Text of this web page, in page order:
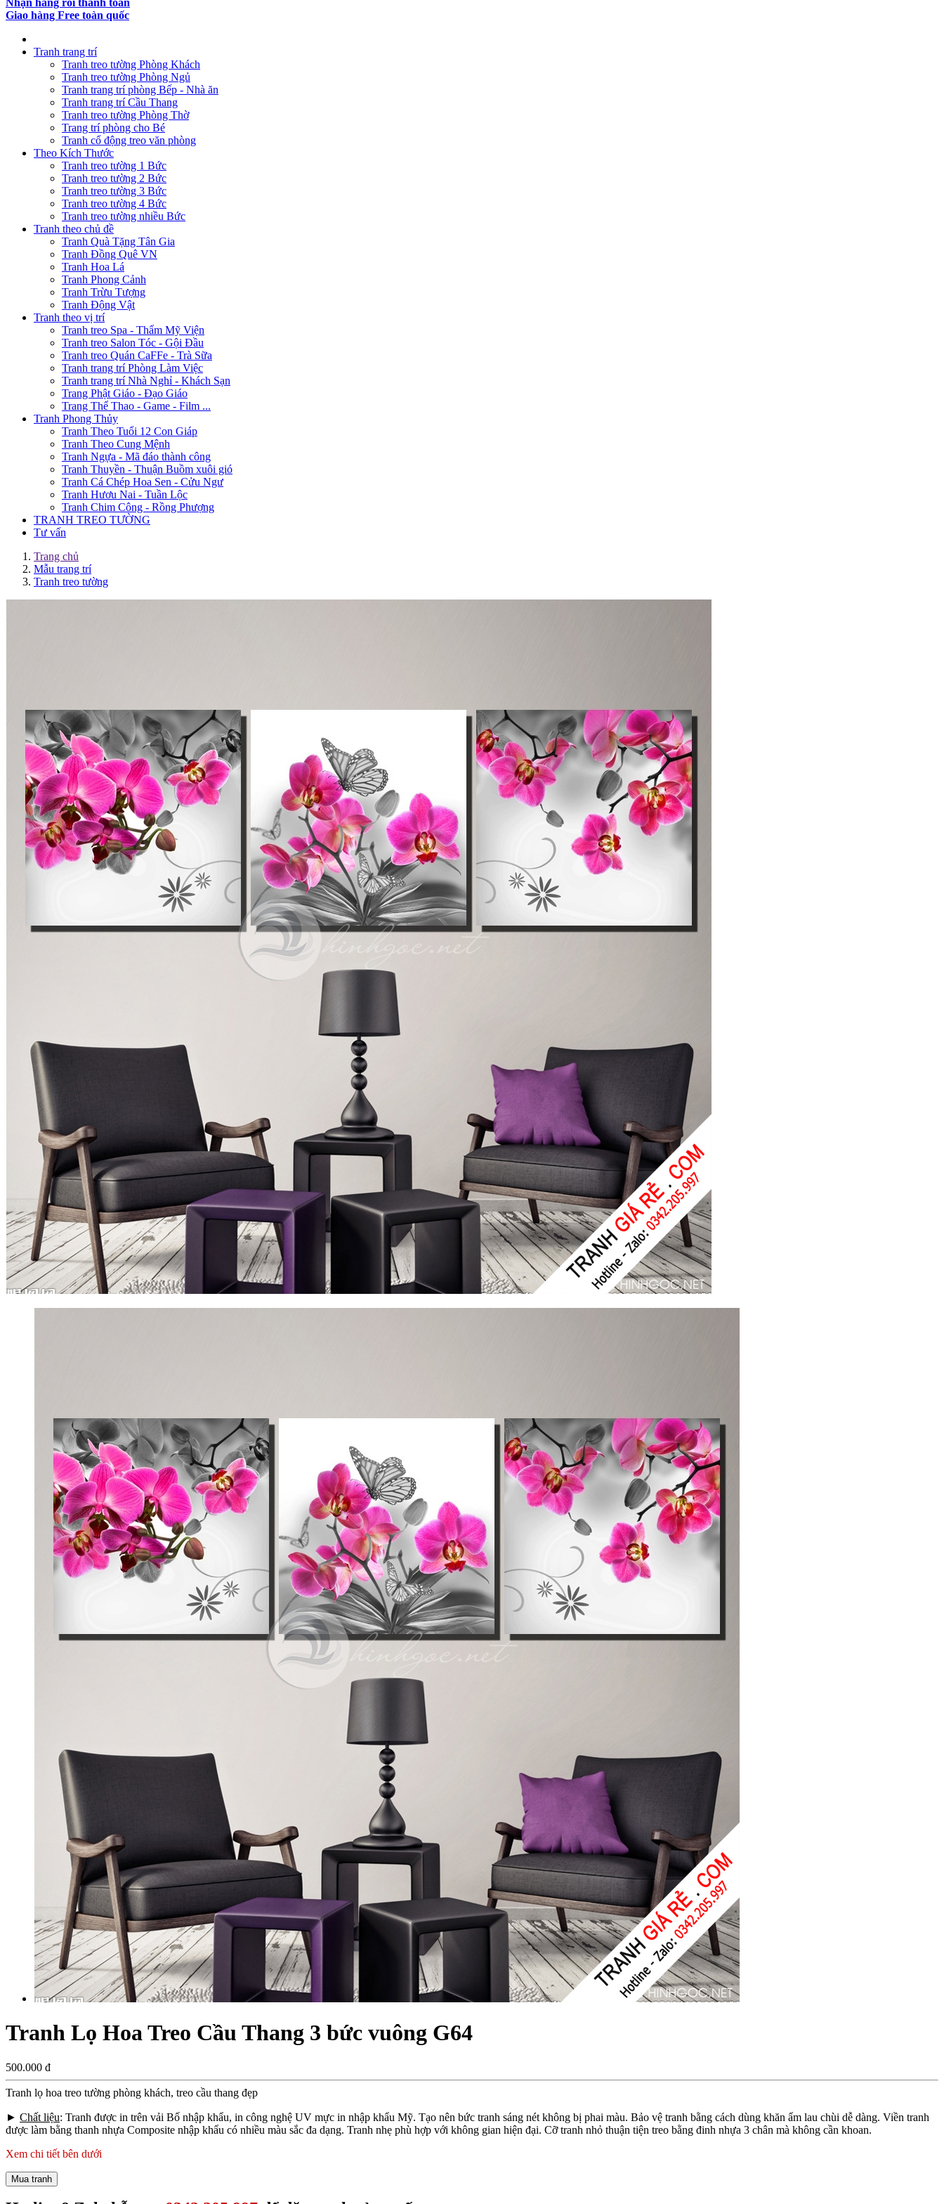
Nhận hàng rồi thanh toán
Giao hàng Free toàn quốc
Tranh trang trí
Tranh treo tường Phòng Khách
Tranh treo tường Phòng Ngủ
Tranh trang trí phòng Bếp - Nhà ăn
Tranh trang trí Cầu Thang
Tranh treo tường Phòng Thờ
Trang trí phòng cho Bé
Tranh cổ động treo văn phòng
Theo Kích Thước
Tranh treo tường 1 Bức
Tranh treo tường 2 Bức
Tranh treo tường 3 Bức
Tranh treo tường 4 Bức
Tranh treo tường nhiều Bức
Tranh theo chủ đề
Tranh Quà Tặng Tân Gia
Tranh Đồng Quê VN
Tranh Hoa Lá
Tranh Phong Cảnh
Tranh Trừu Tượng
Tranh Động Vật
Tranh theo vị trí
Tranh treo Spa - Thẩm Mỹ Viện
Tranh treo Salon Tóc - Gội Đầu
Tranh treo Quán CaFFe - Trà Sữa
Tranh trang trí Phòng Làm Việc
Tranh trang trí Nhà Nghỉ - Khách Sạn
Trang Phật Giáo - Đạo Giáo
Trang Thể Thao - Game - Film ...
Tranh Phong Thủy
Tranh Theo Tuổi 12 Con Giáp
Tranh Theo Cung Mệnh
Tranh Ngựa - Mã đáo thành công
Tranh Thuyền - Thuận Buồm xuôi gió
Tranh Cá Chép Hoa Sen - Cửu Ngư
Tranh Hươu Nai - Tuần Lộc
Tranh Chim Công - Rồng Phượng
TRANH TREO TƯỜNG
Tư vấn
Trang chủ
Mẫu trang trí
Tranh treo tường
Tranh Lọ Hoa Treo Cầu Thang 3 bức vuông G64
500.000 đ
Tranh lọ hoa treo tường phòng khách, treo cầu thang đẹp
► Chất liệu: Tranh được in trên vải Bố nhập khẩu, in công nghệ UV mực in nhập khẩu Mỹ. Tạo nên bức tranh sáng nét không bị phai màu. Bảo vệ tranh bằng cách dùng khăn ẩm lau chùi dễ dàng. Viền tranh
được làm bằng thanh nhựa Composite nhập khẩu có nhiều màu sắc đa dạng. Tranh nhẹ phù hợp với không gian hiện đại. Cỡ tranh nhỏ thuận tiện treo bằng đinh nhựa 3 chân mà không cần khoan.
Xem chi tiết bên dưới
Mua tranh